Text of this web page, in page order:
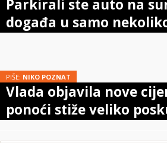
Parkirali ste auto na
događa u samo
PIŠE: NIKO POZNAT
Vlada objavila nove
ponoći stiže veliko